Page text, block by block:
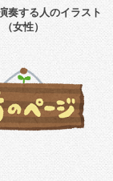
奏する人のイラスト
（女性）